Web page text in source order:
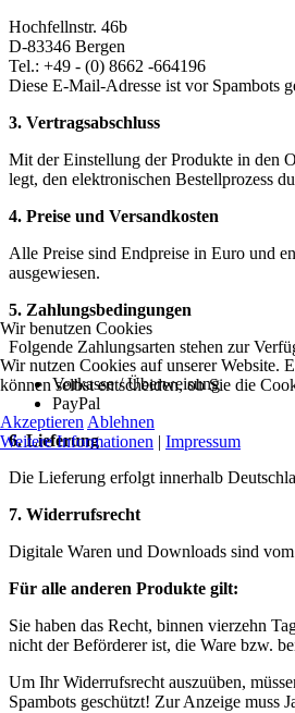
Hochfellnstr. 46b
D-83346 Bergen
Tel.: +49 - (0) 8662 -664196
Diese E-Mail-Adresse ist vor Spambots
3. Vertragsabschluss
Mit der Einstellung der Produkte in den
legt, den elektronischen Bestellprozess
4. Preise und Versandkosten
Alle Preise sind Endpreise in Euro und
ausgewiesen.
5. Zahlungsbedingungen
Folgende Zahlungsarten stehen zur
Vorkasse / Überweisung
PayPal
6. Lieferung
Die Lieferung erfolgt innerhalb
7. Widerrufsrecht
Digitale Waren und Downloads sind
Für alle anderen Produkte gilt:
Sie haben das Recht, binnen vierzehn
nicht der Beförderer ist, die Ware bzw.
Um Ihr Widerrufsrecht auszuüben,
Spambots geschützt! Zur Anzeige muss
Wir benutzen Cookies
Wir nutzen Cookies auf unserer Website.
können selbst entscheiden, ob Sie die
Akzeptieren Ablehnen
Weitere Informationen | Impressum